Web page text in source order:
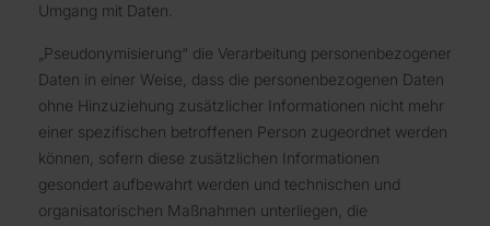
Umgang mit Daten.
„Pseudonymisierung“ die Verarbeitung personenbezogener
Daten in einer Weise, dass die personenbezogenen Daten
ohne Hinzuziehung zusätzlicher Informationen nicht mehr
einer spezifischen betroffenen Person zugeordnet werden
können, sofern diese zusätzlichen Informationen
gesondert aufbewahrt werden und technischen und
organisatorischen Maßnahmen unterliegen, die